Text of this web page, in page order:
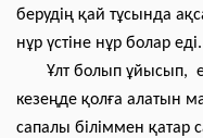
берудің қай тұсында
нұр үстіне нұр болар еді.
Ұлт болып ұйысып, ел
кезеңде қолға алатын
сапалы біліммен қатар